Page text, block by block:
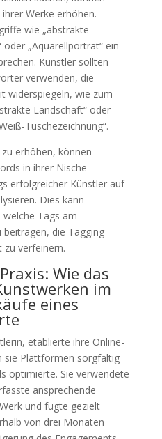
Werke erhöhen.
wie „abstrakte
oder „Aquarellporträt“ ein
Künstler sollten
verwenden, die
widerspiegeln, wie zum
Landschaft“ oder
Tuschezeichnung“.
erhöhen, können
in ihrer Nische
erfolgreicher Künstler auf
Dies kann
Tags am
die Tagging-
zu verfeinern.
Wie das
im
eines
etablierte ihre Online-
sie Plattformen sorgfältig
optimierte. Sie verwendete
ansprechende
und fügte gezielt
von drei Monaten